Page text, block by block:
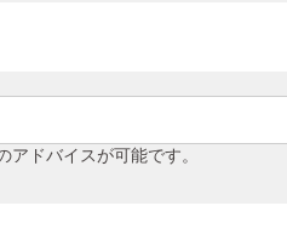
ドバイスが可能です。